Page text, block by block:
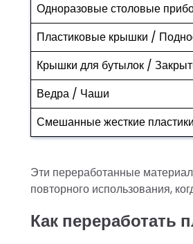
Одноразовые столовые
Пластиковые крышки /
Крышки для бутылок /
Ведра / Чаши
Смешанные жесткие пластики
Эти переработанные
повторного использования,
Как переработать